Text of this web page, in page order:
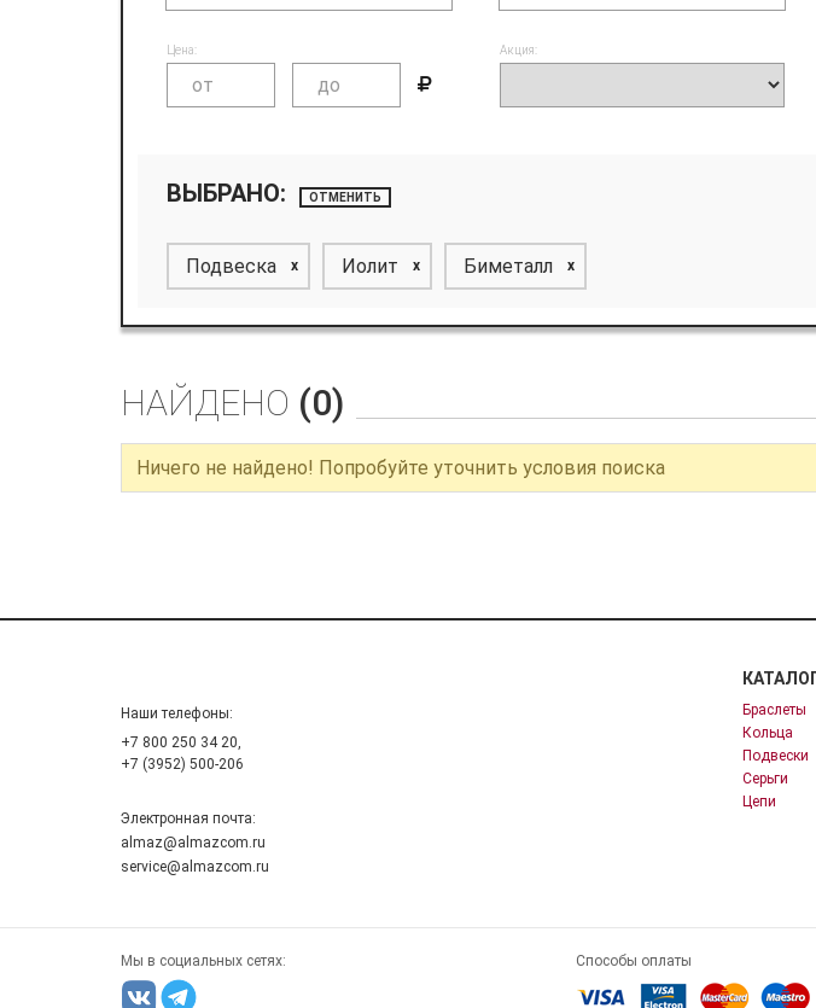
Цена: Акция:
ВЫБРАНО: ОТМЕНИТЬ
Подвеска x Иолит x Биметалл x
НАЙДЕНО (0)
Ничего не найдено! Попробуйте уточнить условия поиска
Наши телефоны:
+7 800 250 34 20,
+7 (3952) 500-206
Электронная почта:
almaz@almazcom.ru
service@almazcom.ru
Браслеты
Кольца
Подвески
Серьги
Цепи
Мы в социальных сетях: Способы оплаты